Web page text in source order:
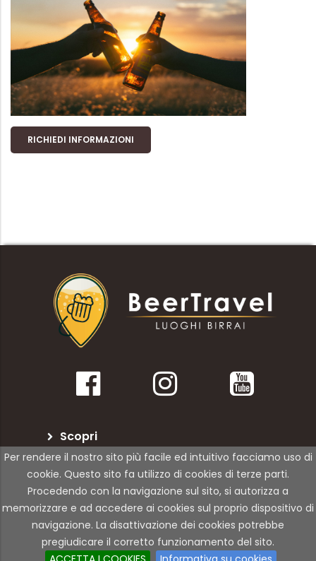
Per rendere il nostro sito più facile ed intuitivo facciamo uso di
cookie. Questo sito fa utilizzo di cookies di terze parti.
Procedendo con la navigazione sul sito, si autorizza a
memorizzare e ad accedere ai cookies sul proprio dispositivo di
navigazione. La disattivazione dei cookies potrebbe
pregiudicare il corretto funzionamento del sito.
RICHIEDI INFORMAZIONI
Scopri
BeerTravel
Per le attività
© Copyright 2021 | 01Rabbit | All Rights Reserved